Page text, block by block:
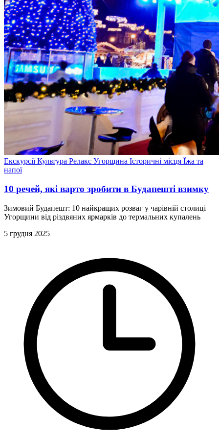
ЕкскурсіїКультура Релакс Угорщина Історичні місця Їжа та
напої
10 речей, які варто зробити в Будапешті взимку
Зимовий Будапешт: 10 найкращих розваг у чарівній столиці
Угорщини від різдвяних ярмарків до термальних купалень
5 грудня 2025